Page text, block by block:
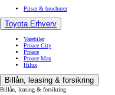
Priser & brochurer
Toyota Erhverv
Varebiler
Proace City
Proace
Proace Max
Hilux
Billån, leasing & forsikring
Billån, leasing & forsikring